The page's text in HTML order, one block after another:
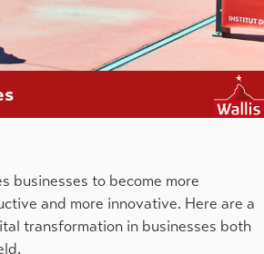
businesses to become more
and more innovative. Here are a
transformation in businesses both